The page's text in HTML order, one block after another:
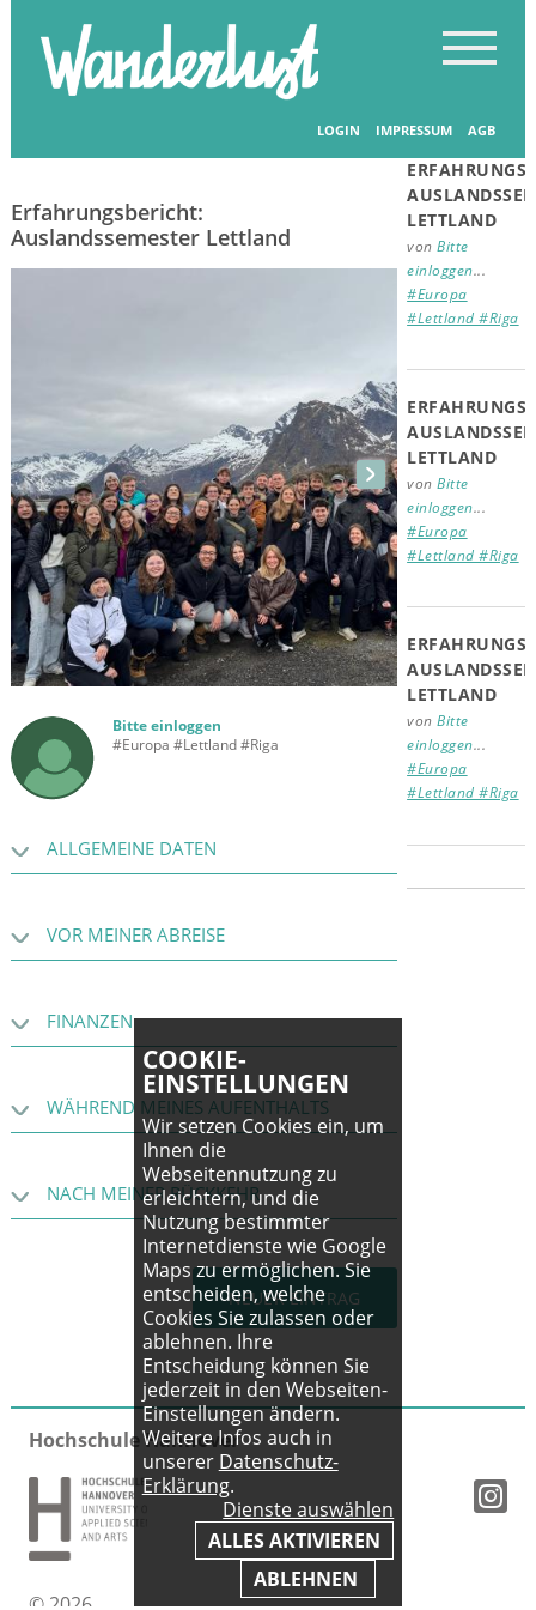
LOGIN IMPRESSUM AGB
Startseite - Erfahrungsberichte Erfahrungsberichte
Erfahrungsbericht:
Auslandssemester Lettland
Bitte einloggen
#Europa #Lettland #Riga
ALLGEMEINE DATEN
VOR MEINER ABREISE
FINANZEN
WÄHREND MEINES AUFENTHALTS
NACH MEINER RÜCKKEHR
NEUER EINTRAG
Beiträge
LETTLAND
vonBitte
einloggen...
#Europa
#Lettland #Riga
LETTLAND
vonBitte
einloggen...
#Europa
#Lettland #Riga
LETTLAND
vonBitte
einloggen...
#Europa
#Lettland #Riga
Hochschule Hannover
© 2026
COOKIE-
EINSTELLUNGEN
Wir setzen Cookies ein, um
Ihnen die
Webseitennutzung zu
erleichtern, und die
Nutzung bestimmter
Internetdienste wie Google
Maps zu ermöglichen. Sie
entscheiden, welche
Cookies Sie zulassen oder
ablehnen. Ihre
Entscheidung können Sie
jederzeit in den Webseiten-
Einstellungen ändern.
Weitere Infos auch in
unserer Datenschutz-
Erklärung.
Dienste auswählen
ALLES AKTIVIEREN
ABLEHNEN